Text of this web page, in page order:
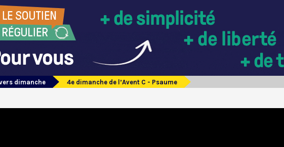
dimanche 4e dimanche de l’Avent C - Psaume